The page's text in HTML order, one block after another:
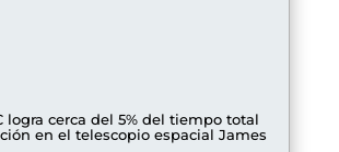
logra cerca del 5% del tiempo total
en el telescopio espacial James